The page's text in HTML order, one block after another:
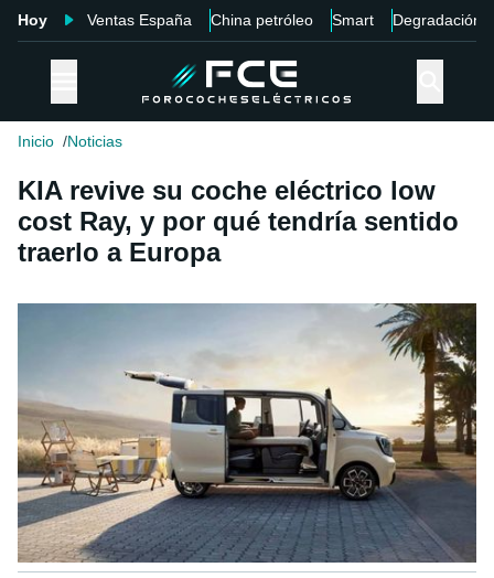
Hoy Ventas España China petróleo Smart Degradación
Inicio Noticias
KIA revive su coche eléctrico low
cost Ray, y por qué tendría sentido
traerlo a Europa